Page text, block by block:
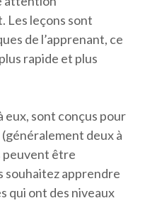
Les leçons sont
de l’apprenant, ce
rapide et plus
eux, sont conçus pour
deux à
peuvent être
souhaitez apprendre
qui ont des niveaux